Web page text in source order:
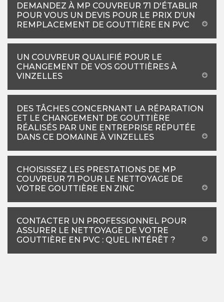
DEMANDEZ À MP COUVREUR 71 D'ÉTABLIR
POUR VOUS UN DEVIS POUR LE PRIX D’UN
REMPLACEMENT DE GOUTTIÈRE EN PVC
UN COUVREUR QUALIFIÉ POUR LE
CHANGEMENT DE VOS GOUTTIÈRES À
VINZELLES
DES TÂCHES CONCERNANT LA RÉPARATION
ET LE CHANGEMENT DE GOUTTIÈRE
RÉALISÉS PAR UNE ENTREPRISE RÉPUTÉE
DANS CE DOMAINE À VINZELLES
CHOISISSEZ LES PRESTATIONS DE MP
COUVREUR 71 POUR LE NETTOYAGE DE
VOTRE GOUTTIÈRE EN ZINC
CONTACTER UN PROFESSIONNEL POUR
ASSURER LE NETTOYAGE DE VOTRE
GOUTTIÈRE EN PVC : QUEL INTÉRÊT ?